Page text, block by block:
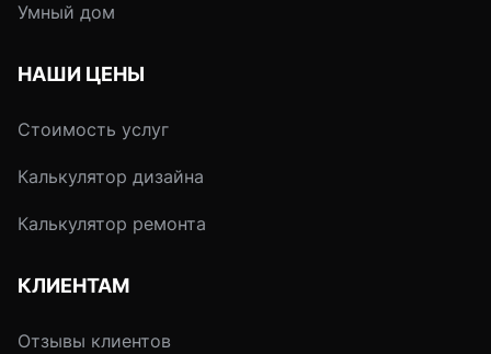
Умный дом
НАШИ ЦЕНЫ
Стоимость услуг
Калькулятор дизайна
Калькулятор ремонта
КЛИЕНТАМ
Отзывы клиентов